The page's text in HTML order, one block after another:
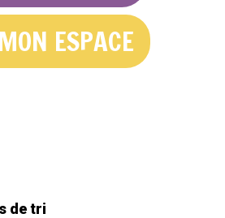
MON ESPACE
de tri